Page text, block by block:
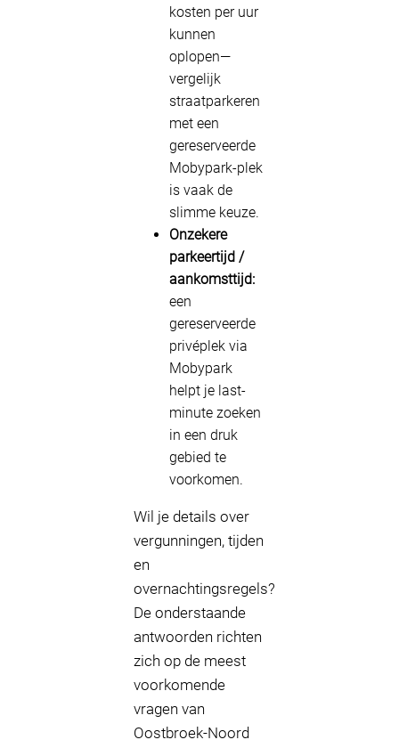
kosten per uur
kunnen
oplopen—
vergelijk
straatparkeren
met een
gereserveerde
Mobypark-plek
is vaak de
slimme keuze.
Onzekere
parkeertijd /
aankomsttijd:
een
gereserveerde
privéplek via
Mobypark
helpt je last-
minute zoeken
in een druk
gebied te
voorkomen.
Wil je details over
vergunningen, tijden
en
overnachtingsregels?
De onderstaande
antwoorden richten
zich op de meest
voorkomende
vragen van
Oostbroek-Noord